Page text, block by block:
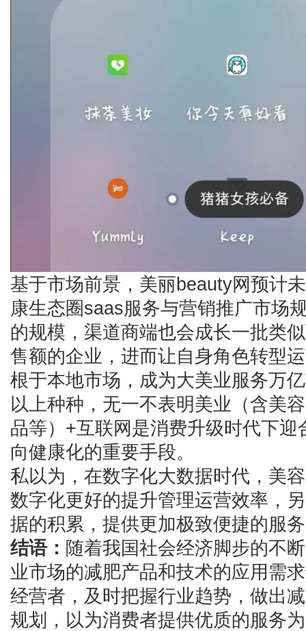
基于市场前景，美丽beauty网预计
康生态圈saas服务与营销推广市场
的规模，渠道商端也会成长一批类
售额的企业，进而让自身角色转型
根于本地市场，成为大美业服务万
以上种种，无一不表明美业（含美
品等）+互联网是消费升级时代下迎
向健康化的重要手段。
私以为，在数字化大数据时代，美
数字化更好的提升管理运营效率，
据的积累，提供更加极致便捷的服
结语： 随着我国社会经济脚步的不
业市场的减肥产品和技术的应用需
经营者，及时把握行业趋势，做出
规划，以为消费者提供优质的服务